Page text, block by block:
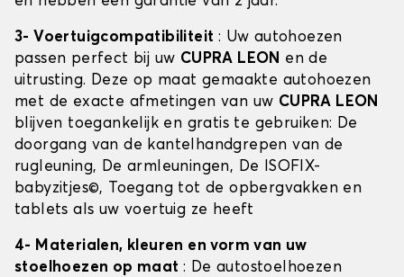
3- Voertuigcompatibiliteit : Uw autohoezen
passen perfect bij uw CUPRA LEON en de
uitrusting. Deze op maat gemaakte autohoezen
met de exacte afmetingen van uw CUPRA LEON
blijven toegankelijk en gratis te gebruiken: De
doorgang van de kantelhandgrepen van de
rugleuning, De armleuningen, De ISOFIX-
babyzitjes©, Toegang tot de opbergvakken en
tablets als uw voertuig ze heeft
4- Materialen, kleuren en vorm van uw
stoelhoezen op maat : De autostoelhoezen